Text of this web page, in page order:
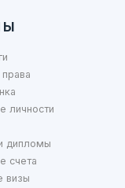
личности
дипломы
счета
визы